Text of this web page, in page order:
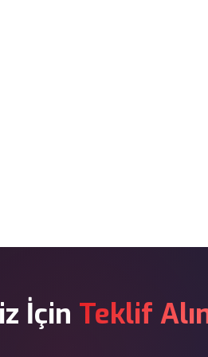
İçin Teklif